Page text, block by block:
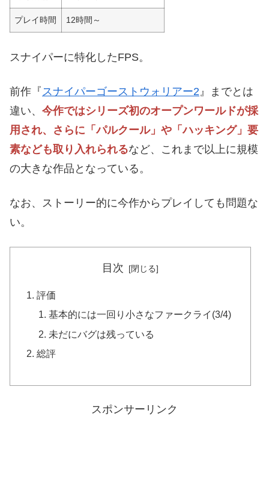
プレイ時間 12時間～
スナイパーに特化したFPS。
前作『 スナイパーゴーストウォリアー2 』までとは
違い、 今作ではシリーズ初のオープンワールドが採
用され、さらに「パルクール」や「ハッキング」要
素なども取り入れられるなど、これまで以上に規模
の大きな作品となっている。
なお、ストーリー的に今作からプレイしても問題な
い。
目次
評価
基本的には一回り小さなファークライ(3/4)
未だにバグは残っている
総評
スポンサーリンク